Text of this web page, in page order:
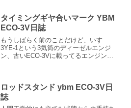
てしまう。④前側（掘削）...
タイミングギヤ合いマーク YBM
ECO-3V日誌
もうしばらく前のことだけど、いすゞ
3YE-1という3気筒のディーゼルエンジ
ン、古いECO-3Vに載ってるエンジンで
ーバーホール洗浄を...
ロッドスタンド ybm ECO-3V日
誌